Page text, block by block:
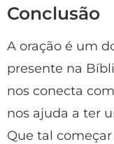
Conclusão
A oração é um
presente na
nos conecta
nos ajuda a ter
Que tal